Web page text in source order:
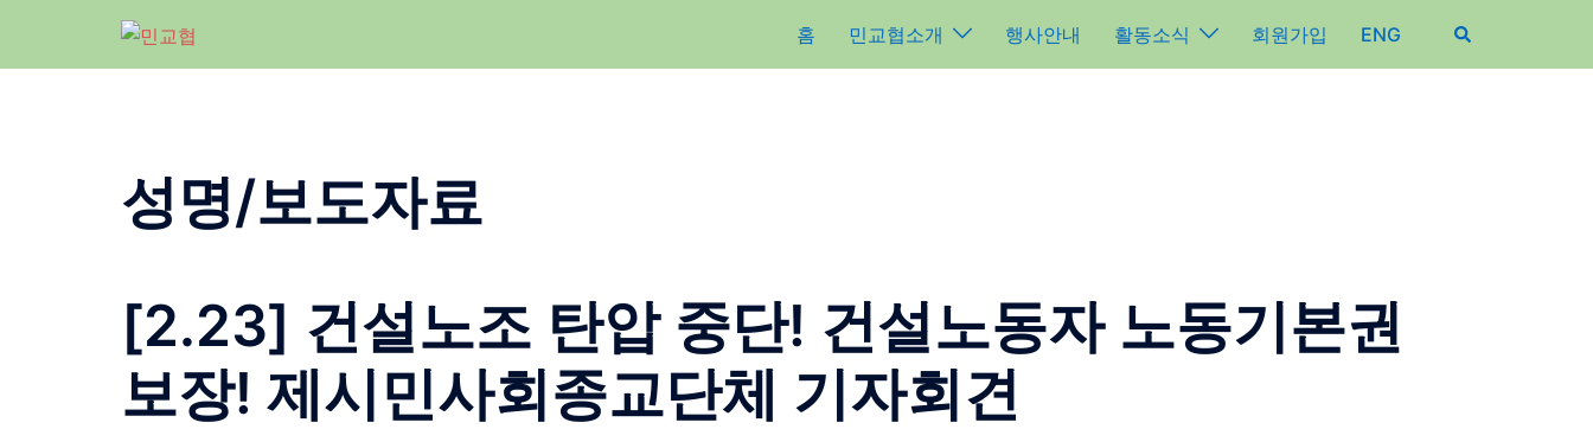
content
홈 민교협소개 행사안내 활동소식 회원가입 ENG
성명/보도자료
[2.23] 건설노조 탄압 중단! 건설노동자 노동기본권
보장! 제시민사회종교단체 기자회견